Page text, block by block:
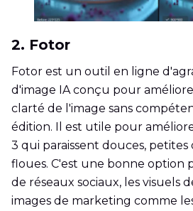
2. Fotor
Fotor est un outil en ligne
d'image IA conçu pour
clarté de l'image sans
édition. Il est utile pour
3 qui paraissent douces,
floues. C'est une bonne option
de réseaux sociaux, les visuels
images de marketing comme